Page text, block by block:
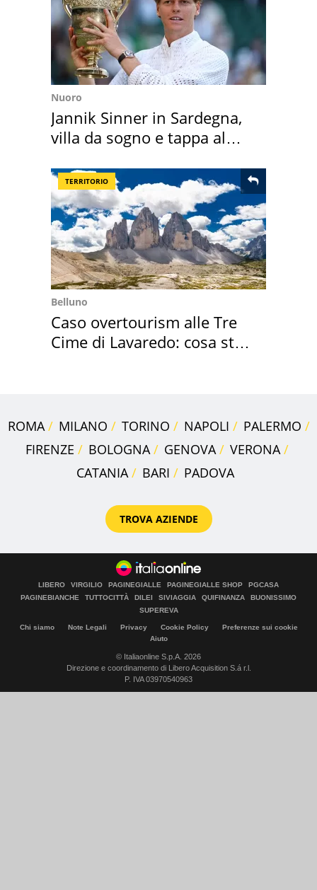
Nuoro
Jannik Sinner in Sardegna,
villa da sogno e tappa al
TERRITORIO
Belluno
Caso overtourism alle Tre
Cime di Lavaredo: cosa sta
ROMA MILANO TORINO NAPOLI
PALERMO
FIRENZE
BOLOGNA GENOVA
VERONA
CATANIA
BARI PADOVA
TROVA AZIENDE
LIBERO VIRGILIO PAGINEGIALLE PAGINEGIALLE SHOP
PGCASA
PAGINEBIANCHE
TUTTOCITTÀ DILEI SIVIAGGIA QUIFINANZA
BUONISSIMO
SUPEREVA
Chi siamo Note Legali Privacy Cookie Policy
Preferenze sui cookie
Aiuto
© Italiaonline S.p.A. 2026
Direzione e coordinamento di Libero Acquisition S.á r.l.
P. IVA 03970540963